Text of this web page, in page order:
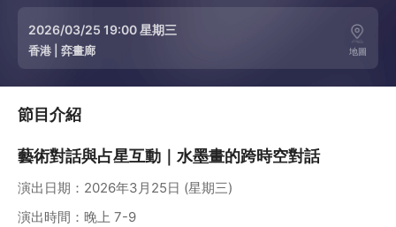
2026/03/25 19:00 星期三
香港 弈畫廊 地圖
節目介紹
藝術對話與占星互動｜水墨畫的跨時空對話
演出日期：2026年3月25日 (星期三)
演出時間：晚上 7-9